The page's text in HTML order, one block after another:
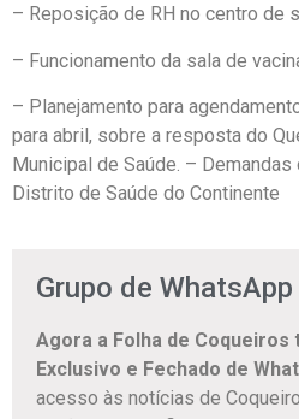
– Reposição de RH no centro de
– ⁠Funcionamento da sala de
– ⁠Planejamento para
para abril, sobre a resposta do
Municipal de Saúde. –
Distrito de Saúde do Continente
Grupo de WhatsApp
Agora a Folha de Coqueiros
Exclusivo e Fechado de
acesso às notícias de